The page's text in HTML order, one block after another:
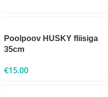
Poolpoov HUSKY fliisiga
35cm
€15.00